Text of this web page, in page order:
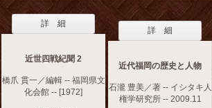
詳 細
近世四戦紀聞 2
橋爪 貫一／編輯 -- 福岡県文
化会館 -- [1972]
詳 細
近代福岡の歴史と人物
石瀧 豊美／著 -- イシタキ人
権学研究所 -- 2009.11